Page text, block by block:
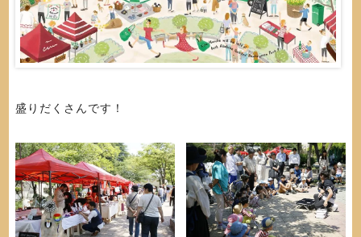
盛りだくさんです！